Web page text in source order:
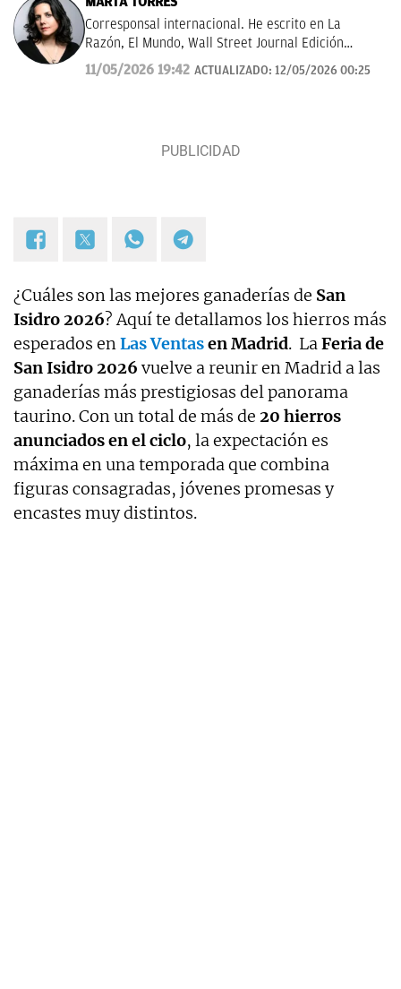
Corresponsal internacional. He escrito en La
Razón, El Mundo, Wall Street Journal Edición
Américas.
11/05/2026 19:42 ACTUALIZADO: 12/05/2026 00:25
¿Cuáles son las mejores ganaderías de San
Isidro 2026? Aquí te detallamos los hierros más
esperados enLas Ventasen Madrid. LaFeria de
San Isidro 2026 vuelve a reunir en Madrid a las
ganaderías más prestigiosas del panorama
taurino. Con un total de más de 20 hierros
anunciados en el ciclo, la expectación es
máxima en una temporada que combina
figuras consagradas, jóvenes promesas y
encastes muy distintos.